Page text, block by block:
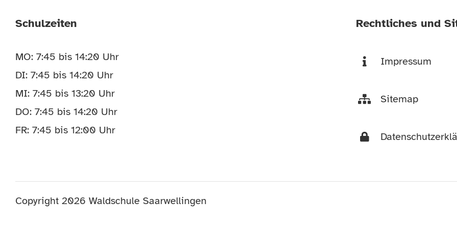
Schulzeiten
MO: 7:45 bis 14:20 Uhr
DI: 7:45 bis 14:20 Uhr
MI: 7:45 bis 13:20 Uhr
DO: 7:45 bis 14:20 Uhr
FR: 7:45 bis 12:00 Uhr
Rechtliches und
Impressum
Sitemap
Copyright 2026 Waldschule Saarwellingen